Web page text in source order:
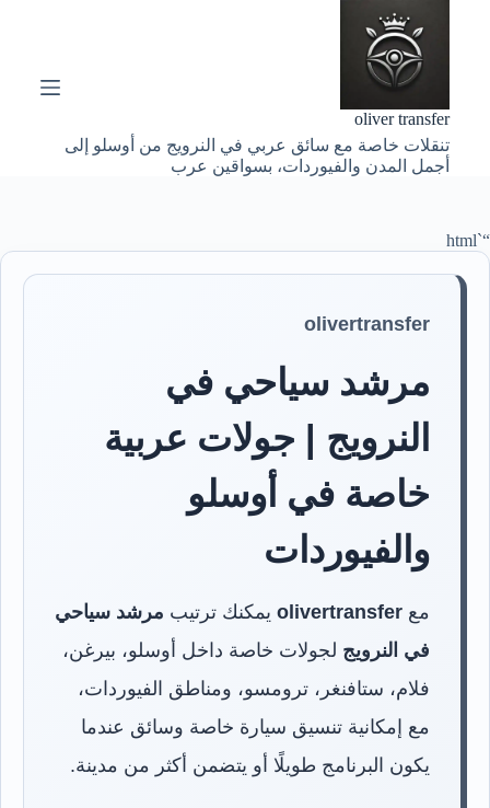
ل
oliver transfer
تنقلات خاصة مع سائق عربي في النرويج من أوسلو إلى
أجمل المدن والفيوردات، بسواقين عرب
“`html
olivertransfer
مرشد سياحي في
النرويج | جولات عربية
خاصة في أوسلو
والفيوردات
مع olivertransfer يمكنك ترتيب مرشد سياحي
في النرويج لجولات خاصة داخل أوسلو، بيرغن،
فلام، ستافنغر، ترومسو، ومناطق الفيوردات،
مع إمكانية تنسيق سيارة خاصة وسائق عندما
يكون البرنامج طويلًا أو يتضمن أكثر من مدينة.